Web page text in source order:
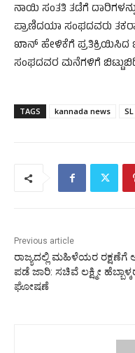
ನಾಯಿ ಸಂತತಿ ತಡೆಗೆ
ಪ್ರಾಣಿದಯಾ ಸಂಘದವರು
ಖಾನ್ ಹೇಳಿಕೆಗೆ
ಸಂಘದವರ ಮನೆಗಳಿಗೆ
TAGS kannada news
Previous article
ರಾಜ್ಯದಲ್ಲಿ ಮಹಿಳೆಯರ ರಕ್ಷಣೆಗೆ
ಪಡೆ ಜಾರಿ: ಸಚಿವೆ ಲಕ್ಷ್ಮೀ
ಘೋಷಣೆ